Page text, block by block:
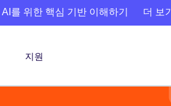
를 위한 핵심 기반 이해하기 더 보기
지원